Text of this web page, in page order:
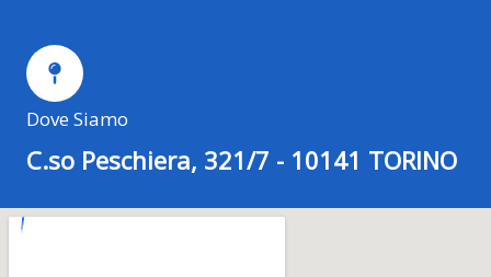
Dove Siamo
C.so Peschiera, 321/7 - 10141 TORINO